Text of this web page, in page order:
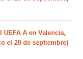
A en Valencia,
el 20 de septiembre)